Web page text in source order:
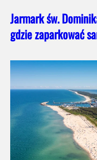
Jarmark św.
gdzie zaparkować